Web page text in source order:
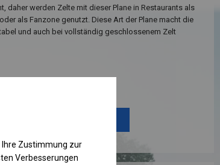
daher werden Zelte mit dieser Plane in Restaurants als
als Fanzone genutzt. Diese Art der Plane macht die
und auch bei vollständig geschlossenem Zelt
Ihre Zustimmung zur
Verbesserungen